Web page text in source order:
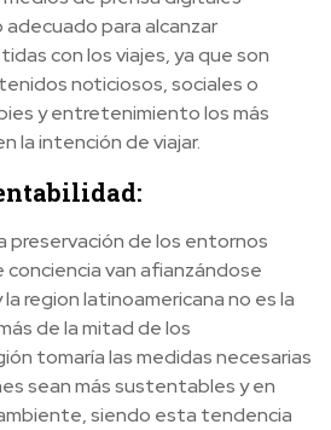
para alcanzar
con los viajes, ya que son
noticiosos, sociales o
y entretenimiento los más
la intención de viajar.
preservación de los entornos
van afianzándose
region latinoamericana no es la
de la mitad de los
tomaría las medidas necesarias
sean más sustentables y en
siendo esta tendencia